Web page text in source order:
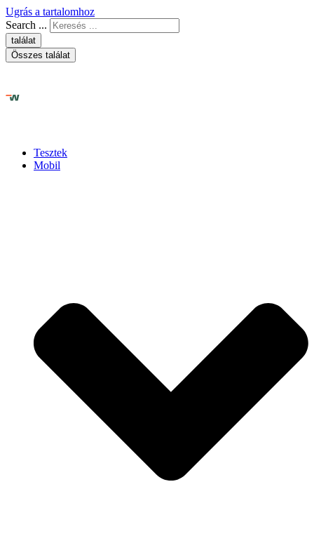
Ugrás a tartalomhoz
Search ...
találat
Összes találat
Tesztek
Mobil